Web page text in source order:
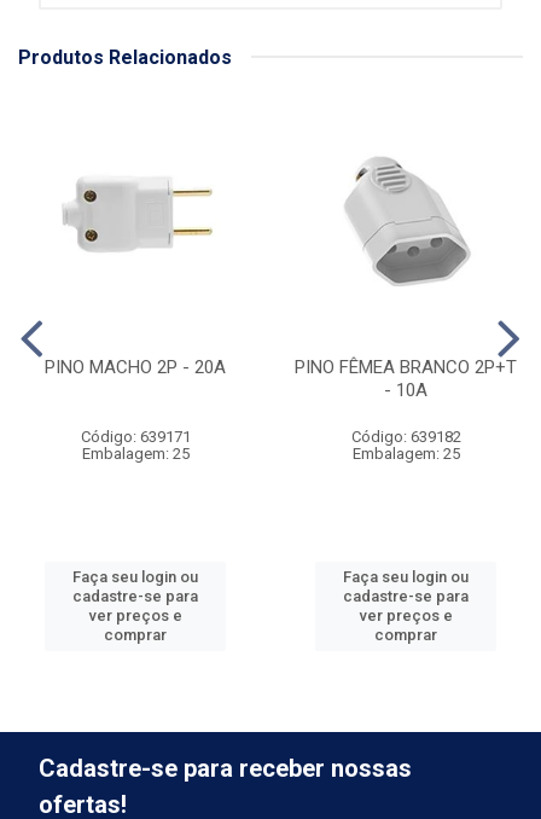
Produtos Relacionados
PINO MACHO 2P - 20A
Código: 639171
Embalagem: 25
Faça seu login ou
cadastre-se para
ver preços e
comprar
PINO FÊMEA BRANCO 2P+T
- 10A
Código: 639182
Embalagem: 25
Faça seu login ou
cadastre-se para
ver preços e
comprar
Cadastre-se para receber nossas
ofertas!